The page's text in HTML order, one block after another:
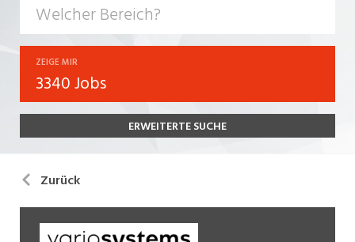
JOB-TYP
Festanstellung
Temporär (befristet)
Praktikum
Lehrstelle
Bank, Versicherung
Bau, Handwerk, Elektro
Bildung, Kunst, Design, Soziale Berufe, Sport
Einkauf, Logistik, Transport, Verkehr
ZEIGE MIR
3340 Jobs
ERWEITERTE SUCHE
Zurück